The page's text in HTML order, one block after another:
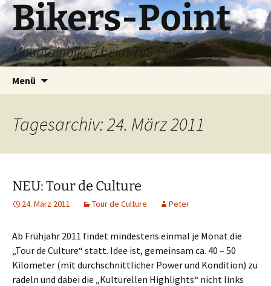
Zum
Inhalt
springen
Bikers-Point
Mountainbiken beim TuS-Peterberg
Menü
Tagesarchiv: 24. März 2011
NEU: Tour de Culture
24. März 2011 Tour de Culture Peter
Ab Frühjahr 2011 findet mindestens einmal je Monat die
„Tour de Culture“ statt. Idee ist, gemeinsam ca. 40 – 50
Kilometer (mit durchschnittlicher Power und Kondition) zu
radeln und dabei die „Kulturellen Highlights“ nicht links